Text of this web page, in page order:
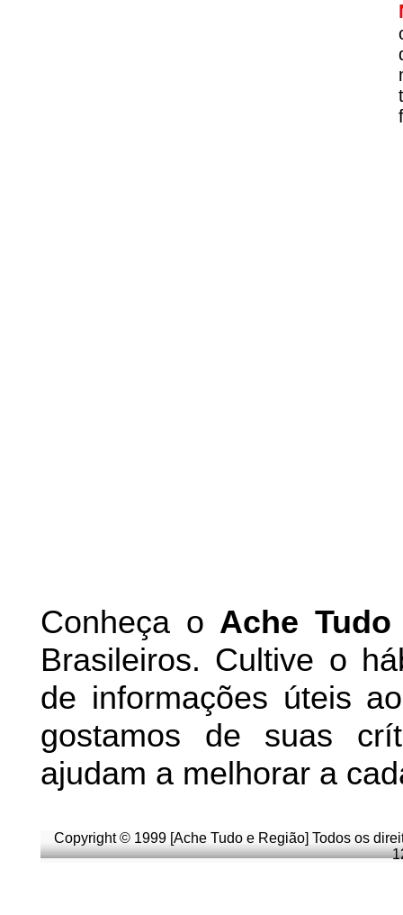
Conheça o Ache
Brasileiros. Cultive o
de informações úteis
gostamos de suas
ajudam a melhorar a
Copyright © 1999 [Ache Tudo e Região] Todos os